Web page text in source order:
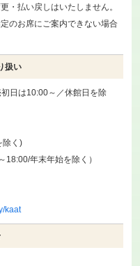
・払い戻しはいたしません。
のお席にご案内できない場合
扱い
日は10:00～／休館日を除
除く)
18:00/年末年始を除く）
kaat